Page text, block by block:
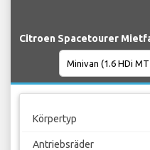
Citroen Spacetourer
Körpertyp
Antriebsräder